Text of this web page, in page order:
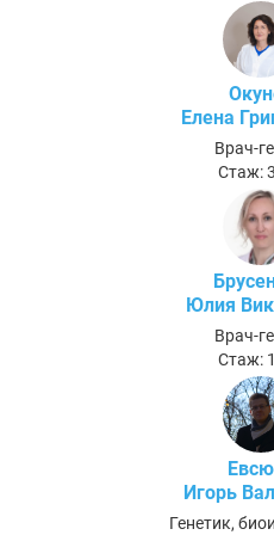
Елена
Врач-
Стаж:
Юлия
Врач-
Стаж:
Игорь
Генетик,